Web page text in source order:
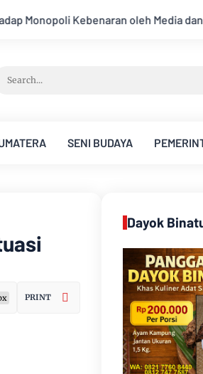
dan Aktivis Kemarau Memuncak,
SENI BUDAYA
PRINT
Dayok